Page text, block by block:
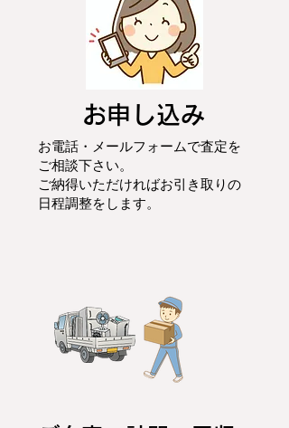
お申し込み
お電話・メールフォームで査定を
ご相談下さい。
ご納得いただければお引き取りの
日程調整をします。